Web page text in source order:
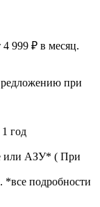
4 999 ₽ в месяц.
при
год
или AЗУ* ( При
*все подробности